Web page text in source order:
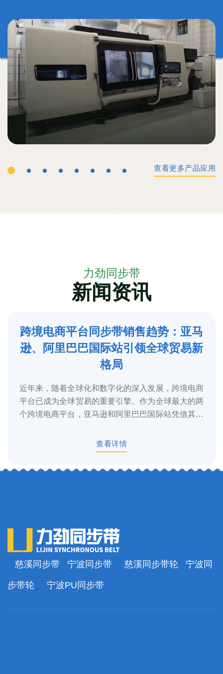
查看更多产品应用
力劲同步带
新闻资讯
5
2025-3
跨境电商平台同步带销售趋势：亚马
逊、阿里巴巴国际站引领全球贸易新
格局
近年来，随着全球化和数字化的深入发展，跨境电商
平台已成为全球贸易的重要引擎。作为全球最大的两
个跨境电商平台，亚马逊和阿里巴巴国际站凭借其庞
查看详情
慈溪同步带 宁波同步带 慈溪同步带轮 宁波同
步带轮 宁波PU同步带